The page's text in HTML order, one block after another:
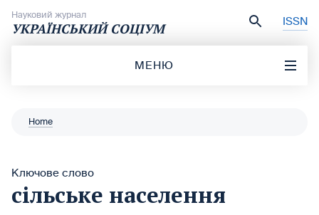
Науковий журнал
УКРАЇНСЬКИЙ СОЦІУМ ISSN
МЕНЮ
Home
Ключове слово
сільське населення